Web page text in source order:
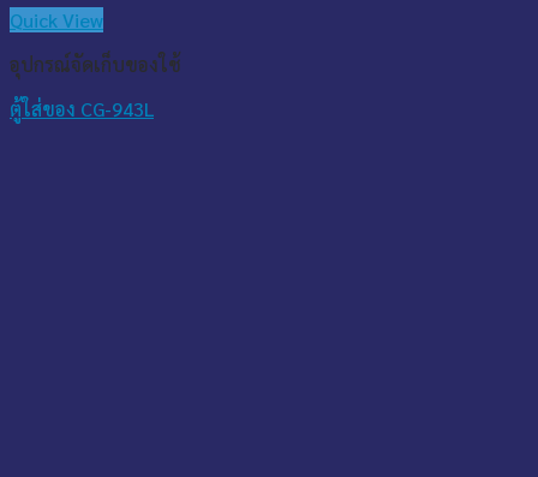
Quick View
อุปกรณ์จัดเก็บของใช้
ตู้ใส่ของ CG-943L